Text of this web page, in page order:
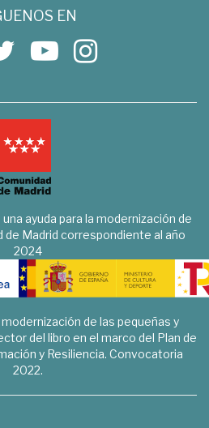
EN
ayuda para la modernización de
de Madrid correspondiente al año
2024
de las pequeñas y
del libro en el marco del Plan de
y Resiliencia. Convocatoria
2022.